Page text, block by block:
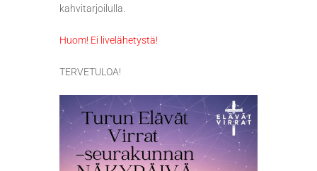
kahvitarjoilulla.
Huom! Ei livelähetystä!
TERVETULOA!